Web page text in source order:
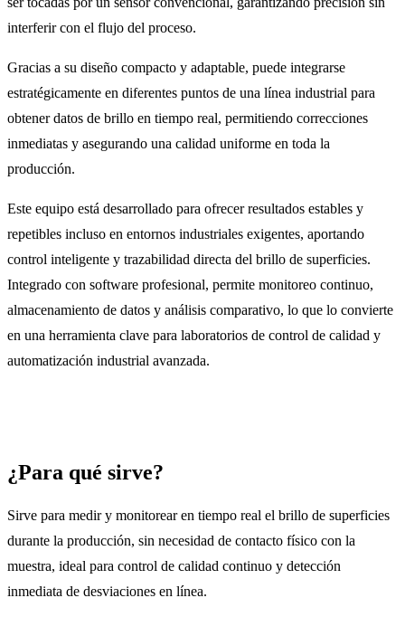
interferir con el flujo del proceso.
Gracias a su diseño compacto y adaptable, puede integrarse
estratégicamente en diferentes puntos de una línea industrial para
obtener datos de brillo en tiempo real, permitiendo correcciones
inmediatas y asegurando una calidad uniforme en toda la
producción.
Este equipo está desarrollado para ofrecer resultados estables y
repetibles incluso en entornos industriales exigentes, aportando
control inteligente y trazabilidad directa del brillo de superficies.
Integrado con software profesional, permite monitoreo continuo,
almacenamiento de datos y análisis comparativo, lo que lo convierte
en una herramienta clave para laboratorios de control de calidad y
automatización industrial avanzada.
¿Para qué sirve?
Sirve para medir y monitorear en tiempo real el brillo de superficies
durante la producción, sin necesidad de contacto físico con la
muestra, ideal para control de calidad continuo y detección
inmediata de desviaciones en línea.